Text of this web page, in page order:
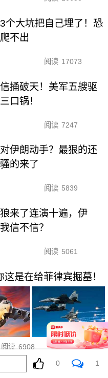
个大坑把自己埋了！恐
不出
阅读 17073
信捅破天！美军五艘驱
口锅！
阅读 7247
伊朗动手？最狠的还
的来了
阅读 5839
来了连演十遍，伊
信不信？
阅读 5061
是在给菲律宾掘墓！
阅读 6908 08-03
作妖！特高课卷土重
0 1